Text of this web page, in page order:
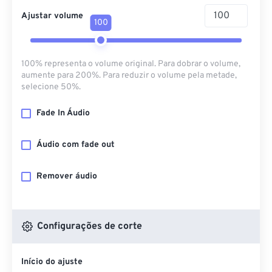
Ajustar volume
100
100% representa o volume original. Para dobrar o volume,
aumente para 200%. Para reduzir o volume pela metade,
selecione 50%.
Fade In Áudio
Áudio com fade out
Remover áudio
Configurações de corte
Início do ajuste